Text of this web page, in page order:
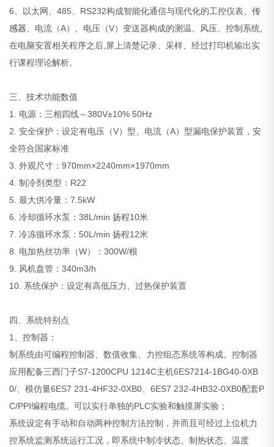
6、以太网、485、RS232构成智能化通信与现代化的工控仪表、传
感器、电流（A）、电压（V）变送器构成的测温、风压、控制系统,
在电脑安置相关程序之后,屏上清楚记录、采样、经过打印机输出实
行课程理论解析。
三、技术功能数值
1. 电源：三相四线～380V±10% 50Hz
2. 安全保护：设定有电压（V）型、电流（A）型漏电保护装置，安
全符合国家标准
3. 外观尺寸：970mm×2240mm×1970mm
4. 制冷剂类型：R22
5. 最大供冷量：7.5kW
6. 冷却循环水泵：38L/min 扬程10米
7. 冷冻循环水泵：50L/min 扬程12米
8. 电加热丝功率（W）：300W/根
9. 风机盘管：340m3/h
10. 系统保护：设定有高低压力、过热保护装置
四、系统特别点
1、控制器：
制系统由可编程控制器、数值收集、力控组态系统等构成。控制器
应用配备三西门子S7-1200CPU 1214C主机6ES7214-1BG40-0XB
0/、模仿量6ES7 231-4HF32-0XB0、6ES7 232-4HB32-0XB0配套P
C/PPI编程电缆。可以实行单独的PLC实验和触摸屏实验；
系统设定有手动和自动两种控制方法控制，并而且可经过上位机力
控系统监测系统运行工况，即系统中制冷状态、制热状态、温度